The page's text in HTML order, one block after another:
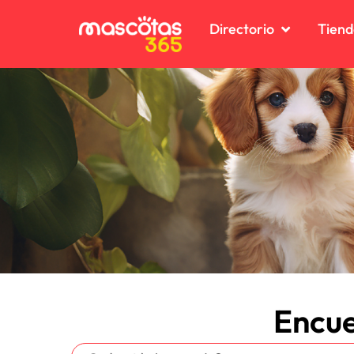
Directorio